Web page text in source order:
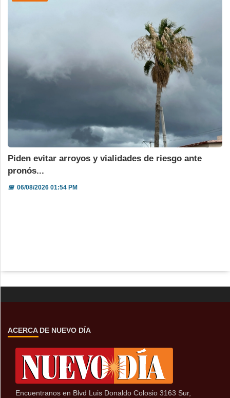
Piden evitar arroyos y vialidades de riesgo ante
pronós...
📅06/08/2026 01:54 PM
ACERCA DE NUEVO DÍA
Encuentranos en Blvd Luis Donaldo Colosio 3163 Sur,